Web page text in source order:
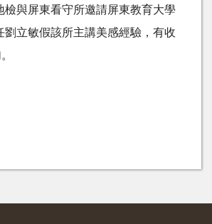
與屏東看守所邀請屏東教育大學
劉立敏假該所主講美感經驗，有收